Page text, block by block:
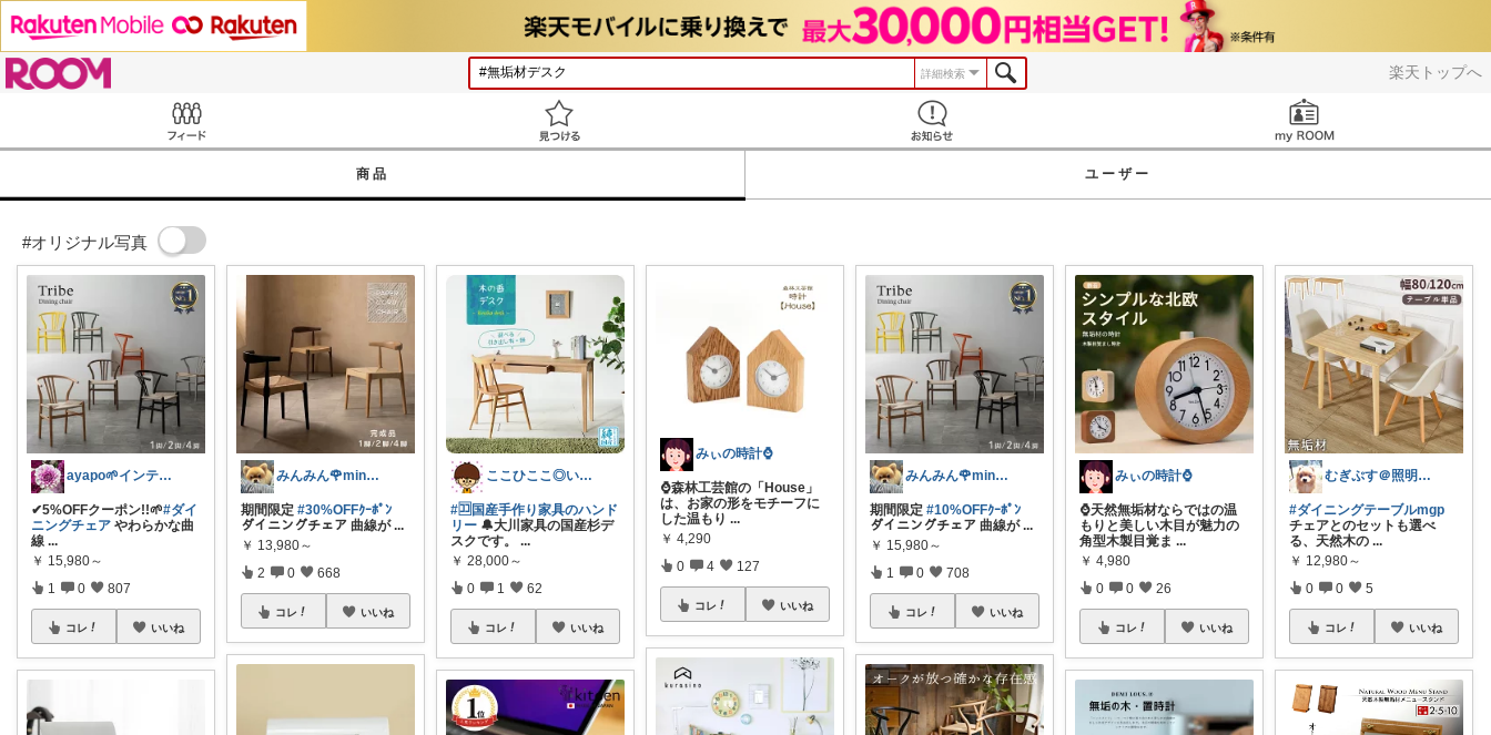
楽天トップへ
詳細検索
商品 ユーザー
#オリジナル写真
ayapo🌱インテリア&雑貨
✔︎5%OFFクーポン!!🌱#ダイ
ニングチェア やわらかな曲
線 ...
￥ 15,980～
1 0 807
コレ いいね
みんみん🌹minminღ
期間限定#30%OFFｸｰﾎﾟﾝ
ダイニングチェア 曲線が ...
￥ 13,980～
2 0 668
コレ いいね
ここひここ◎いつも有難うございます。
#🈁国産手作り家具のハンド
リー 🔔大川家具の国産杉デ
スクです。
...
￥ 28,000～
0 1 62
コレ いいね
みぃの時計⌚
⌚森林工芸館の「House」
は、お家の形をモチーフに
した温もり ...
￥ 4,290
0 4 127
コレ いいね
みんみん🌹minminღ
期間限定#10%OFFｸｰﾎﾟﾝ
ダイニングチェア 曲線が ...
￥ 15,980～
1 0 708
コレ いいね
みぃの時計⌚
⌚天然無垢材ならではの温
もりと美しい木目が魅力の
角型木製目覚ま ...
￥ 4,980
0 0 26
コレ いいね
むぎぷす＠照明とインテリアと北欧食器
#ダイニングテーブルmgp
チェアとのセットも選べ
る、天然木の ...
￥ 12,980～
0 0 5
コレ いいね